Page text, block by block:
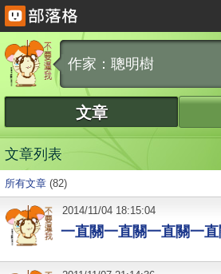
作家：聰明樹
文章
文章列表
所有文章 (82)
一直關一直關一直關一直
2014/11/04 18:15:04